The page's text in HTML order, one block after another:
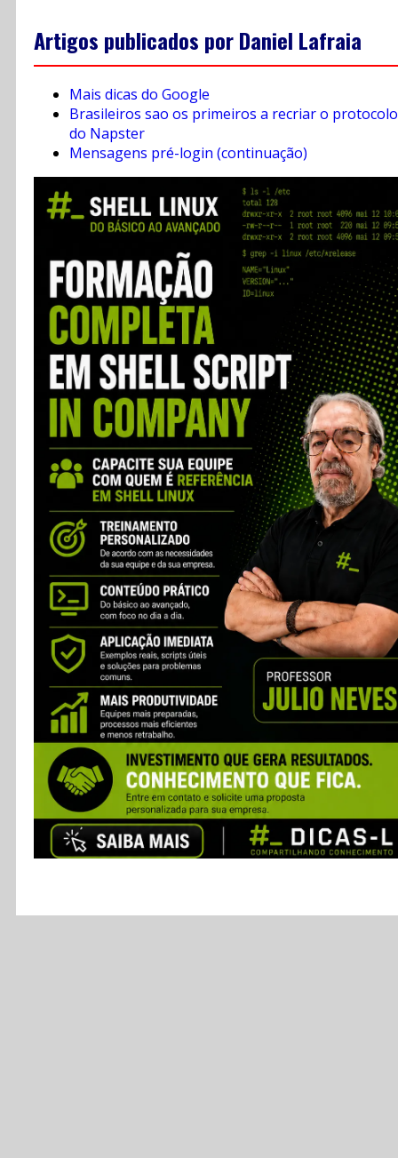
Artigos publicados por Daniel Lafraia
Mais dicas do Google
Brasileiros sao os primeiros a recriar o protocolo
do Napster
Mensagens pré-login (continuação)